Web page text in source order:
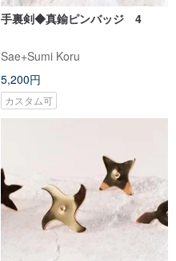
手裏剣◆真鍮ピンバッジ 4
Sae+Sumi Koru
5,200円
カスタム可